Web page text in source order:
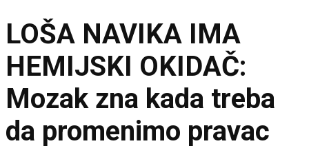
LOŠA NAVIKA IMA
HEMIJSKI OKIDAČ:
Mozak zna kada treba
da promenimo pravac